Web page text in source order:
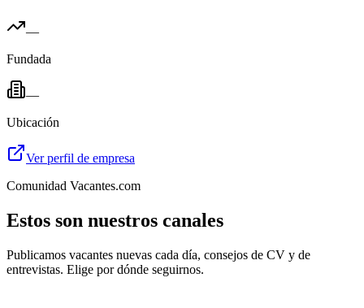
—
Fundada
—
Ubicación
Ver perfil de empresa
Comunidad Vacantes.com
Estos son nuestros canales
Publicamos vacantes nuevas cada día, consejos de CV y de
entrevistas. Elige por dónde seguirnos.